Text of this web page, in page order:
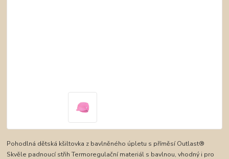
Pohodlná dětská kšiltovka z bavlněného úpletu s příměsí Outlast®
Skvěle padnoucí střih Termoregulační materiál s bavlnou, vhodný i pro